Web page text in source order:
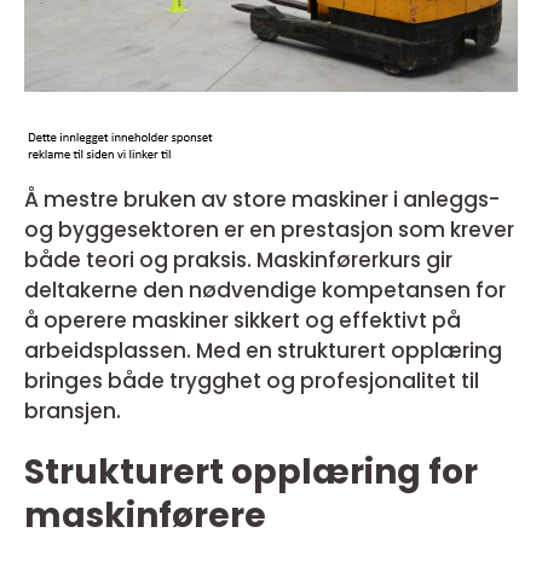
Å mestre bruken av store maskiner i anleggs-
og byggesektoren er en prestasjon som krever
både teori og praksis. Maskinførerkurs gir
deltakerne den nødvendige kompetansen for
å operere maskiner sikkert og effektivt på
arbeidsplassen. Med en strukturert opplæring
bringes både trygghet og profesjonalitet til
bransjen.
Strukturert opplæring for
maskinførere